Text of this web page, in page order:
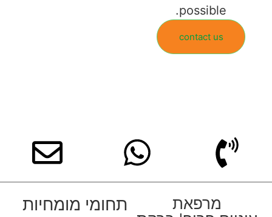
possible.
contact us
מרפאת
תחומי מומחיות